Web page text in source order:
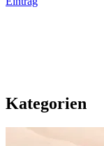
Kategorien